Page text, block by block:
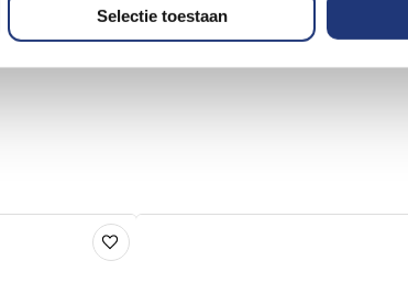
Selectie toestaan
Voeg
toe